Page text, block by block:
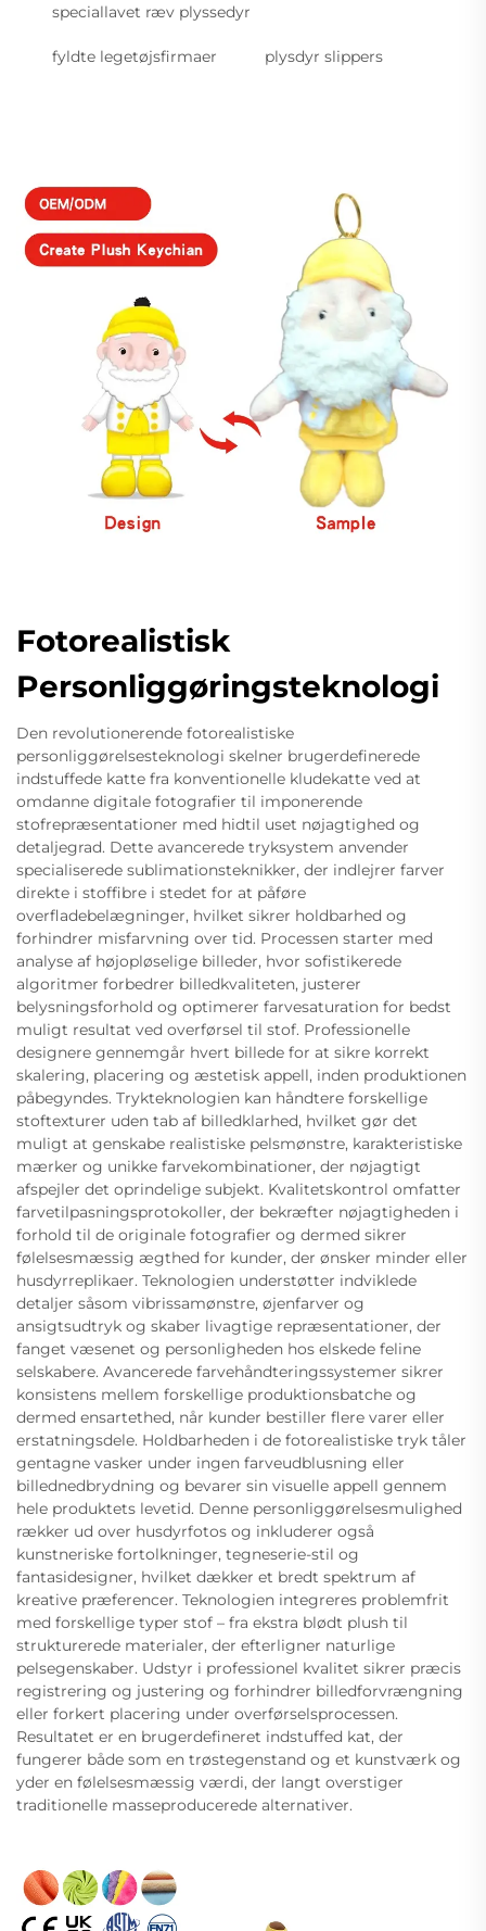
speciallavet ræv plyssedyr
fyldte legetøjsfirmaer plysdyr slippers
Fotorealistisk
Personliggøringsteknologi
Den revolutionerende fotorealistiske
personliggørelsesteknologi skelner brugerdefinerede
indstuffede katte fra konventionelle kludekatte ved at
omdanne digitale fotografier til imponerende
stofrepræsentationer med hidtil uset nøjagtighed og
detaljegrad. Dette avancerede tryksystem anvender
specialiserede sublimationsteknikker, der indlejrer farver
direkte i stoffibre i stedet for at påføre
overfladebelægninger, hvilket sikrer holdbarhed og
forhindrer misfarvning over tid. Processen starter med
analyse af højopløselige billeder, hvor sofistikerede
algoritmer forbedrer billedkvaliteten, justerer
belysningsforhold og optimerer farvesaturation for bedst
muligt resultat ved overførsel til stof. Professionelle
designere gennemgår hvert billede for at sikre korrekt
skalering, placering og æstetisk appell, inden produktionen
påbegyndes. Trykteknologien kan håndtere forskellige
stoftexturer uden tab af billedklarhed, hvilket gør det
muligt at genskabe realistiske pelsmønstre, karakteristiske
mærker og unikke farvekombinationer, der nøjagtigt
afspejler det oprindelige subjekt. Kvalitetskontrol omfatter
farvetilpasningsprotokoller, der bekræfter nøjagtigheden i
forhold til de originale fotografier og dermed sikrer
følelsesmæssig ægthed for kunder, der ønsker minder eller
husdyrreplikaer. Teknologien understøtter indviklede
detaljer såsom vibrissamønstre, øjenfarver og
ansigtsudtryk og skaber livagtige repræsentationer, der
fanget væsenet og personligheden hos elskede feline
selskabere. Avancerede farvehåndteringssystemer sikrer
konsistens mellem forskellige produktionsbatche og
dermed ensartethed, når kunder bestiller flere varer eller
erstatningsdele. Holdbarheden i de fotorealistiske tryk tåler
gentagne vasker under ingen farveudblusning eller
billednedbrydning og bevarer sin visuelle appell gennem
hele produktets levetid. Denne personliggørelsesmulighed
rækker ud over husdyrfotos og inkluderer også
kunstneriske fortolkninger, tegneserie-stil og
fantasidesigner, hvilket dækker et bredt spektrum af
kreative præferencer. Teknologien integreres problemfrit
med forskellige typer stof – fra ekstra blødt plush til
strukturerede materialer, der efterligner naturlige
pelsegenskaber. Udstyr i professionel kvalitet sikrer præcis
registrering og justering og forhindrer billedforvrængning
eller forkert placering under overførselsprocessen.
Resultatet er en brugerdefineret indstuffed kat, der
fungerer både som en trøstegenstand og et kunstværk og
yder en følelsesmæssig værdi, der langt overstiger
traditionelle masseproducerede alternativer.